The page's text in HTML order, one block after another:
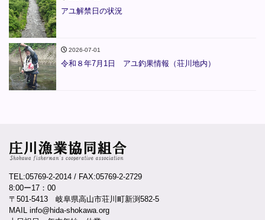
アユ解禁日の状況
2026-07-01
令和８年7月1日 アユ釣果情報（荘川地内）
TEL:05769-2-2014 / FAX:05769-2-2729
8:00ー17：00
〒501-5413 岐阜県高山市荘川町新渕582-5
MAIL info@hida-shokawa.org